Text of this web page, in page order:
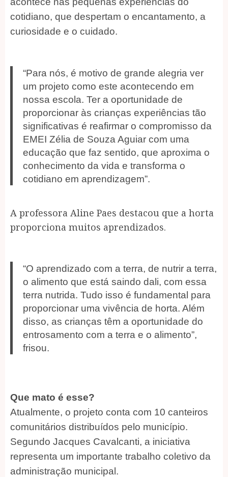
cotidiano, que despertam o encantamento, a
curiosidade e o cuidado.
“Para nós, é motivo de grande alegria ver
um projeto como este acontecendo em
nossa escola. Ter a oportunidade de
proporcionar às crianças experiências tão
significativas é reafirmar o compromisso da
EMEI Zélia de Souza Aguiar com uma
educação que faz sentido, que aproxima o
conhecimento da vida e transforma o
cotidiano em aprendizagem”.
A professora Aline Paes destacou que a horta
proporciona muitos aprendizados.
“O aprendizado com a terra, de nutrir a terra,
o alimento que está saindo dali, com essa
terra nutrida. Tudo isso é fundamental para
proporcionar uma vivência de horta. Além
disso, as crianças têm a oportunidade do
entrosamento com a terra e o alimento”,
frisou.
Que mato é esse?
Atualmente, o projeto conta com 10 canteiros
comunitários distribuídos pelo município.
Segundo Jacques Cavalcanti, a iniciativa
representa um importante trabalho coletivo da
administração municipal.